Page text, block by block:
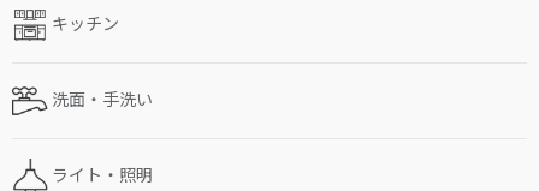
キッチン
洗面・手洗い
ライト・照明